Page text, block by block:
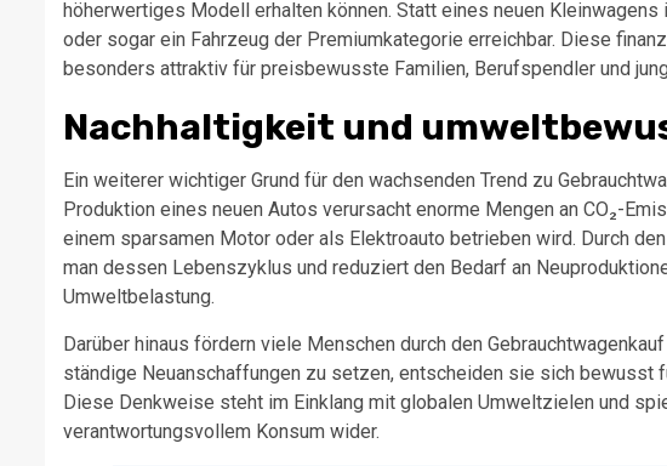
höherwertiges Modell erhalten können. Statt eines neuen
oder sogar ein Fahrzeug der Premiumkategorie erreichbar. Diese
besonders attraktiv für preisbewusste Familien, Berufspendler und
Nachhaltigkeit und
Ein weiterer wichtiger Grund für den wachsenden Trend zu
Produktion eines neuen Autos verursacht enorme Mengen an CO₂-
einem sparsamen Motor oder als Elektroauto betrieben wird. Durch
man dessen Lebenszyklus und reduziert den Bedarf an
Umweltbelastung.
Darüber hinaus fördern viele Menschen durch den
ständige Neuanschaffungen zu setzen, entscheiden sie sich bewusst
Diese Denkweise steht im Einklang mit globalen Umweltzielen und
verantwortungsvollem Konsum wider.